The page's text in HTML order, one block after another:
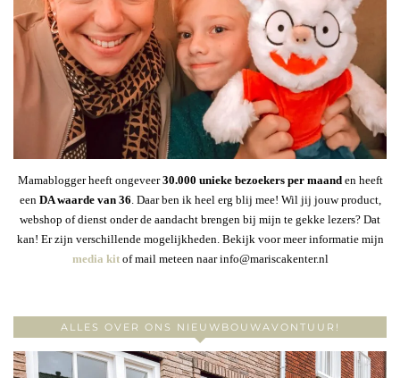
Mamablogger heeft ongeveer30.000 unieke bezoekers per maanden heeft
een DA waarde van 36 . Daar ben ik heel erg blij mee! Wil jij jouw product,
webshop of dienst onder de aandacht brengen bij mijn te gekke lezers? Dat
kan! Er zijn verschillende mogelijkheden. Bekijk voor meer informatie mijn
media kitof mail meteen naar info@mariscakenter.nl
ALLES OVER ONS NIEUWBOUWAVONTUUR!